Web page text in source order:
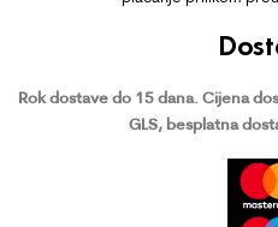
Rok dostave do 15 dana. Cijena
GLS, besplatna